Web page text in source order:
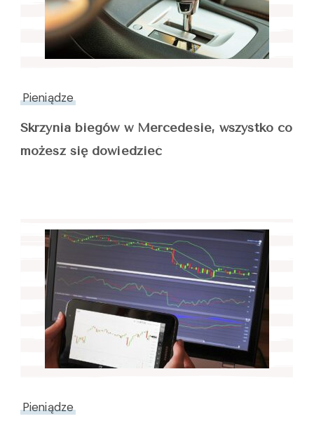
Pieniądze
Skrzynia biegów w Mercedesie, wszystko co
możesz się dowiedzieć
Pieniądze